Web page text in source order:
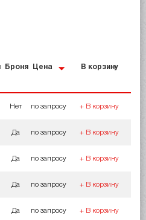
Броня Цена В корзину
Нет по запросу + В корзину
Да по запросу + В корзину
Да по запросу + В корзину
Да по запросу + В корзину
Да по запросу + В корзину